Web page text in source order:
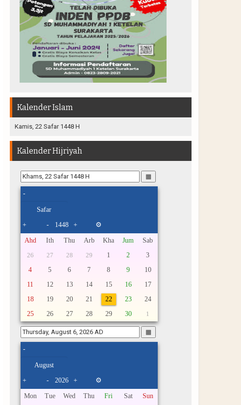
Kalender Islam
Kamis, 22 Safar 1448 H
Kalender Hijriyah
▦
-
+ - + ⚙
Ahd Ith Thu Arb Kha Jum Sab
26 27 28 29 1 2
3
4
5 6 7 8 9
10
11
12 13 14 15 16
17
18
19 20 21 22 23
24
25
26 27 28 29 30 1
▦
-
+ - + ⚙
Mon Tue Wed Thu Fri Sat Sun